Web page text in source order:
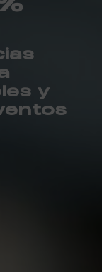
y